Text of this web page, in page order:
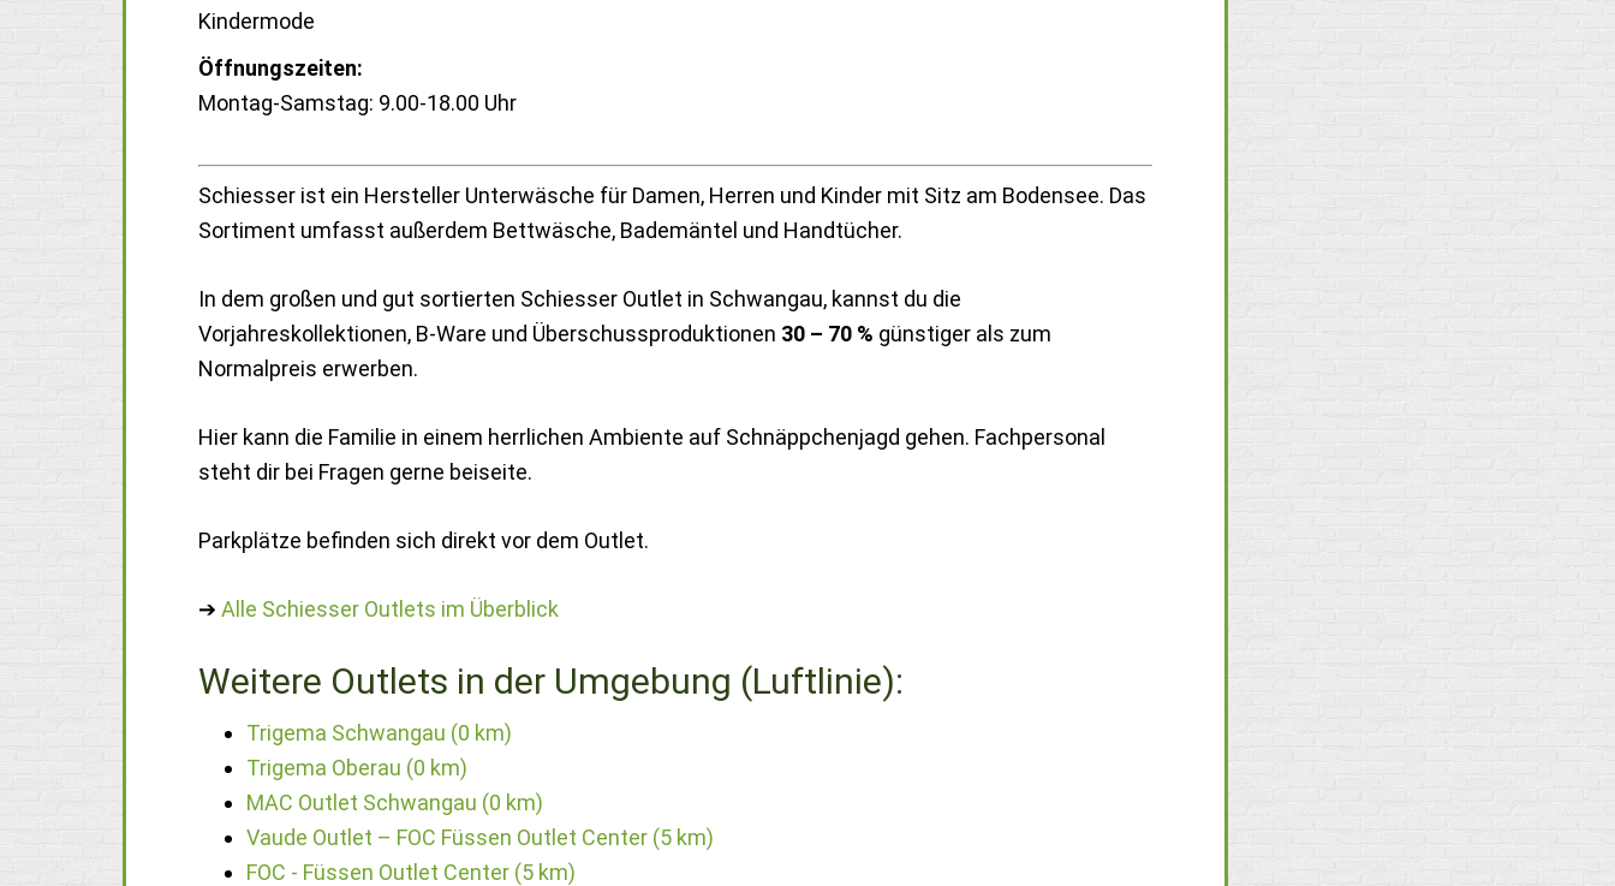
Kindermode
Öffnungszeiten:
Montag-Samstag: 9.00-18.00 Uhr
Schiesser ist ein Hersteller Unterwäsche für Damen, Herren und Kinder mit Sitz am Bodensee. Das
Sortiment umfasst außerdem Bettwäsche, Bademäntel und Handtücher.
In dem großen und gut sortierten Schiesser Outlet in Schwangau, kannst du die
Vorjahreskollektionen, B-Ware und Überschussproduktionen 30 – 70 % günstiger als zum
Normalpreis erwerben.
Hier kann die Familie in einem herrlichen Ambiente auf Schnäppchenjagd gehen. Fachpersonal
steht dir bei Fragen gerne beiseite.
Parkplätze befinden sich direkt vor dem Outlet.
➔ Alle Schiesser Outlets im Überblick
Weitere Outlets in der Umgebung (Luftlinie):
Trigema Schwangau (0 km)
Trigema Oberau (0 km)
MAC Outlet Schwangau (0 km)
Vaude Outlet – FOC Füssen Outlet Center (5 km)
FOC - Füssen Outlet Center (5 km)